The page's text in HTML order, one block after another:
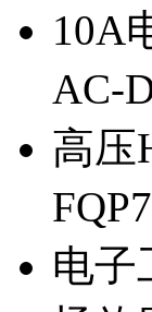
10A
AC-
高压
电子